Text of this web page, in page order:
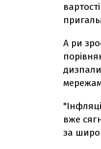
А ри
вже
за